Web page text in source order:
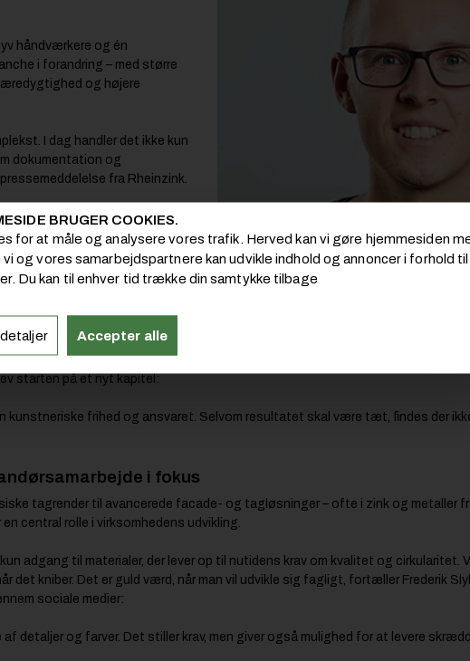
håndværkere og én
i forandring – med større
og højere
I dag handler det ikke kun
dokumentation og
fra Rheinzink.
svømmehal stillede høje
for at undgå hvidrust undervejs.
Lemvigh-Müller
i faget. Oprindeligt uddannet
han stiftede familie og begyndte
starten på et nyt kapitel:
kunstneriske frihed og ansvaret. Selvom resultatet skal være tæt, findes der
i fokus
tagrender til avancerede facade- og tagløsninger – ofte i zink og metaller
central rolle i virksomhedens udvikling.
adgang til materialer, der lever op til nutidens krav om kvalitet og cirkularitet.
det kniber. Det er guld værd, når man vil udvikle sig fagligt, fortæller Frederik
sociale medier:
detaljer og farver. Det stiller krav, men giver også mulighed for at levere
BRUGER COOKIES.
for at måle og analysere vores trafik. Herved kan vi gøre hjemmesiden
og vores samarbejdspartnere kan udvikle indhold og annoncer i forhold til
Du kan til enhver tid trække din samtykke tilbage
Accepter alle